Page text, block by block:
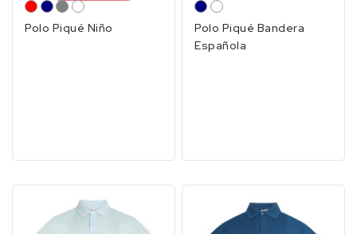
ROJOMARINO
GRISBLANCO
Polo Piqué Niño
MARINO
BLANCO
Polo Piqué Bandera
Española